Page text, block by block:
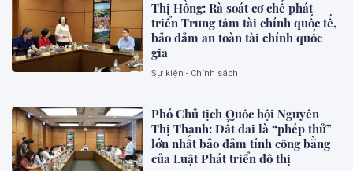
Thị Hồng: Rà soát cơ chế phát
triển Trung tâm tài chính quốc tế,
bảo đảm an toàn tài chính quốc
gia
Sự kiện - Chính sách
Phó Chủ tịch Quốc hội Nguyễn
Thị Thanh: Đất đai là “phép thử”
lớn nhất bảo đảm tính công bằng
của Luật Phát triển đô thị